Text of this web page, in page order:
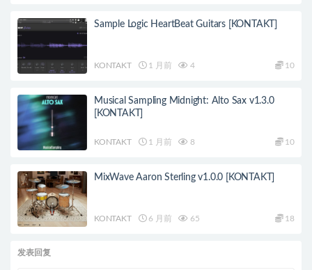
Sample Logic HeartBeat Guitars [KONTAKT]
KONTAKT 1 月前 4 10
Musical Sampling Midnight: Alto Sax v1.3.0
[KONTAKT]
KONTAKT 1 月前 8 10
MixWave Aaron Sterling v1.0.0 [KONTAKT]
KONTAKT 6 月前 65 18
发表回复